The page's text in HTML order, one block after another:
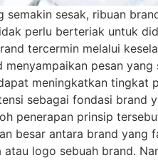
semakin sesak, ribuan
perlu berteriak untuk
tercermin melalui
menyampaikan pesan
meningkatkan tingkat
sebagai fondasi brand
penerapan prinsip
besar antara brand yang
atau logo sebuah brand.